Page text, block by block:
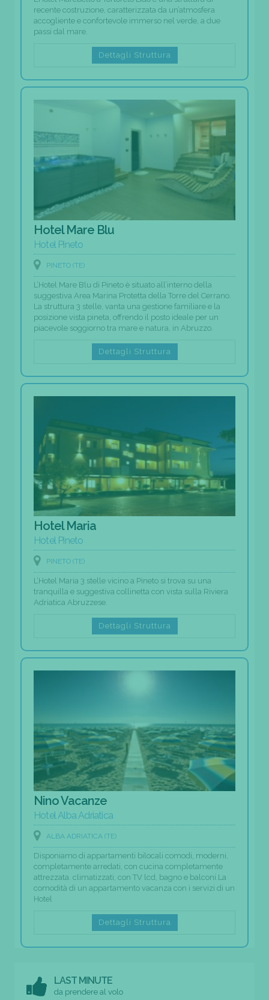
recente costruzione, caratterizzata da un’atmosfera
accogliente e confortevole immerso nel verde, a due
passi dal mare.
Dettagli Struttura
Hotel Mare Blu
Hotel Pineto
PINETO (TE)
L’Hotel Mare Blu di Pineto è situato all’interno della
suggestiva Area Marina Protetta della Torre del Cerrano.
La struttura 3 stelle, vanta una gestione familiare e la
posizione vista pineta, offrendo il posto ideale per un
piacevole soggiorno tra mare e natura, in Abruzzo.
Dettagli Struttura
Hotel Maria
Hotel Pineto
PINETO (TE)
L’Hotel Maria 3 stelle vicino a Pineto si trova su una
tranquilla e suggestiva collinetta con vista sulla Riviera
Adriatica Abruzzese.
Dettagli Struttura
Nino Vacanze
Hotel Alba Adriatica
ALBA ADRIATICA (TE)
Disponiamo di appartamenti bilocali comodi, moderni,
completamente arredati, con cucina completamente
attrezzata. climatizzati, con TV lcd, bagno e balconi.La
comodità di un appartamento vacanza con i servizi di un
Hotel
Dettagli Struttura
LAST MINUTE
da prendere al volo